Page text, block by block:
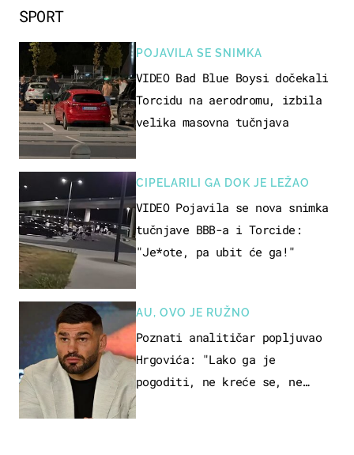
SPORT
POJAVILA SE SNIMKA
VIDEO Bad Blue Boysi dočekali
Torcidu na aerodromu, izbila
velika masovna tučnjava
CIPELARILI GA DOK JE LEŽAO
VIDEO Pojavila se nova snimka
tučnjave BBB-a i Torcide:
"Je*ote, pa ubit će ga!"
AU, OVO JE RUŽNO
Poznati analitičar popljuvao
Hrgovića: "Lako ga je
pogoditi, ne kreće se, ne